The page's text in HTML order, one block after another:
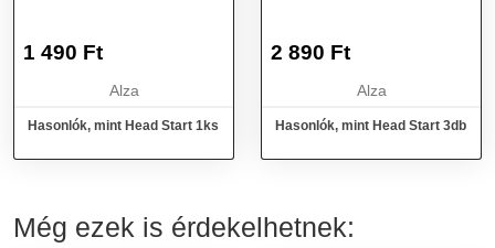
1 490 Ft
Alza
Hasonlók, mint Head Start 1ks
2 890 Ft
Alza
Hasonlók, mint Head Start 3db
Még ezek is érdekelhetnek: